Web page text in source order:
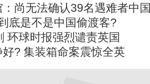
尚无法确认39名遇难者中
底是不是中国偷渡客?
环球时报强烈谴责英国
? 集装箱命案震惊全英